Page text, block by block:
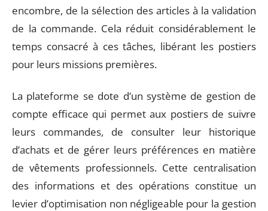
encombre, de la sélection des articles à la validation
de la commande. Cela réduit considérablement le
temps consacré à ces tâches, libérant les postiers
pour leurs missions premières.
La plateforme se dote d’un système de gestion de
compte efficace qui permet aux postiers de suivre
leurs commandes, de consulter leur historique
d’achats et de gérer leurs préférences en matière
de vêtements professionnels. Cette centralisation
des informations et des opérations constitue un
levier d’optimisation non négligeable pour la gestion